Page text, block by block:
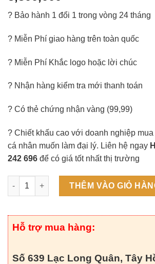
? Bảo hành 1 đổi 1 trong vòng 24 tháng
? Miễn Phí giao hàng trên toàn quốc
? Miễn Phí Khắc logo hoặc lời chúc
? Nhận hàng kiểm tra mới thanh toán
? Có thẻ chứng nhận vàng (99,99)
? Chiết khấu cao với doanh nghiệp
cá nhân muốn làm đại lý. Liên hệ ngay
242 696 để có giá tốt nhất thị trường
Chậu Hoa Mai Ngũ Phúc Dát Vàng 24K số
THÊM VÀO GIỎ
Hỗ trợ mua hàng:
Số 639 Lạc Long Quân, Tây